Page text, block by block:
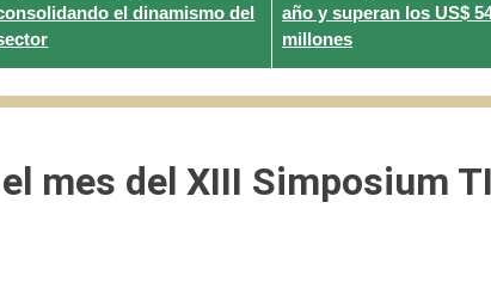
el dinamismo del
año y superan los US$
millones
mes del XIII Simposium